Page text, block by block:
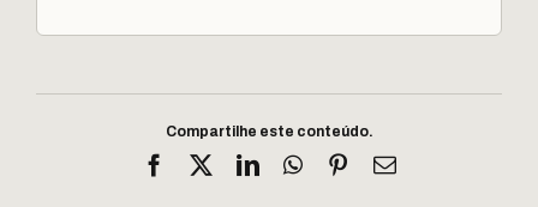
Compartilhe este conteúdo.
FacebookLinkedInWhatsApp
Pinterest
E-